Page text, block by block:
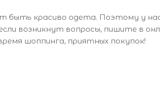
быть красиво одета. Поэтому у
возникнут вопросы, пишите в
шоппинга, приятных покупок!